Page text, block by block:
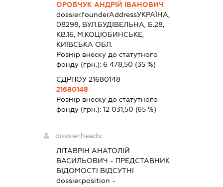
ОРОБЧУК АНДРІЙ ІВАНОВИЧ
dossier.founderAddressУКРАЇНА,
08298, ВУЛ.БУДІВЕЛЬНА, Б.28,
КВ.16, М.КОЦЮБИНСЬКЕ,
КИЇВСЬКА ОБЛ.
Розмір внеску до статутного
фонду (грн.): 6 478,50 (35 %)
ЄДРПОУ 21680148
21680148
Розмір внеску до статутного
фонду (грн.):12 031,50 (65 %)
dossier.heads:
ЛІТАВРІН АНАТОЛІЙ
ВАСИЛЬОВИЧ - ПРЕДСТАВНИК
ВІДОМОСТІ ВІДСУТНІ
dossier.position -